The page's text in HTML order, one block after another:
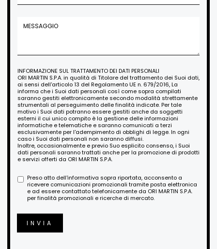
INFORMAZIONE SUL TRATTAMENTO DEI DATI PERSONALI
ORI MARTIN S.P.A. in qualità di Titolare del trattamento dei Suoi dati,
ai sensi dell'articolo 13 del Regolamento UE n. 679/2016, La
informa che i Suoi dati personali così come sopra compilati
saranno gestiti elettronicamente secondo modalità strettamente
strumentali al perseguimento delle finalità indicate. Per tale
motivo i Suoi dati potranno essere gestiti anche da soggetti
esterni il cui unico compito è la gestione delle informazioni
informatiche e telematiche e saranno comunicati a terzi
esclusivamente per l'adempimento di obblighi di legge. In ogni
caso i Suoi dati personali non saranno diffusi.
Inoltre, occasionalmente e previo Suo esplicito consenso, i Suoi
dati personali saranno trattati anche per la promozione di prodotti
e servizi offerti da ORI MARTIN S.P.A.
Preso atto dell'informativa sopra riportata, acconsento a
ricevere comunicazioni promozionali tramite posta elettronica
e ad essere contattato telefonicamente da ORI MARTIN S.P.A.
per finalità promozionali e ricerche di mercato.
INVIA